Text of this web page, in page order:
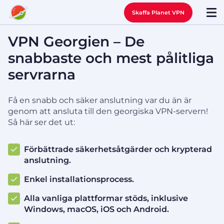
Skaffa Planet VPN
VPN Georgien – De
snabbaste och mest pålitliga
servrarna
Få en snabb och säker anslutning var du än är
genom att ansluta till den georgiska VPN-servern!
Så här ser det ut:
Förbättrade säkerhetsåtgärder och krypterad
anslutning.
Enkel installationsprocess.
Alla vanliga plattformar stöds, inklusive
Windows, macOS, iOS och Android.